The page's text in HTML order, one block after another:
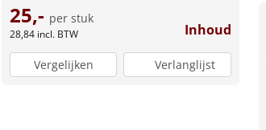
25,- per stuk
28,84 incl. BTW Inhoud
Vergelijken Verlanglijst